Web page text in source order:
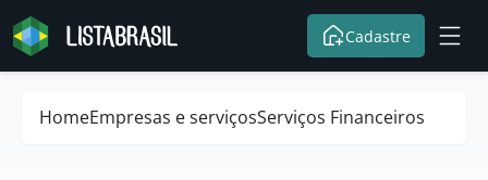
Cadastre
HomeEmpresas e serviçosServiços Financeiros